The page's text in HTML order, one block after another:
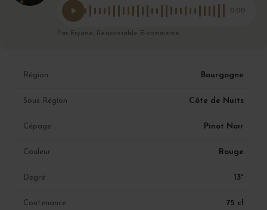
0:00
Par Eryane, Responsable E-commerce
Région Bourgogne
Sous Région Côte de Nuits
Cépage Pinot Noir
Couleur Rouge
Degré 13°
Contenance 75 cl